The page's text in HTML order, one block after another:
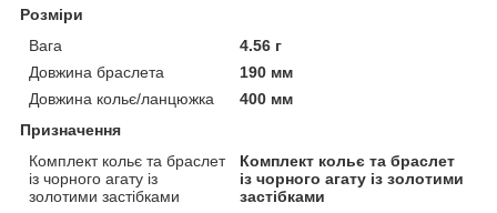
Розміри
Вага
4.56 г
Довжина браслета
190 мм
Довжина кольє/ланцюжка
400 мм
Призначення
Комплект кольє та браслет
із чорного агату із
золотими застібками
Комплект кольє та браслет
із чорного агату із золотими
застібками